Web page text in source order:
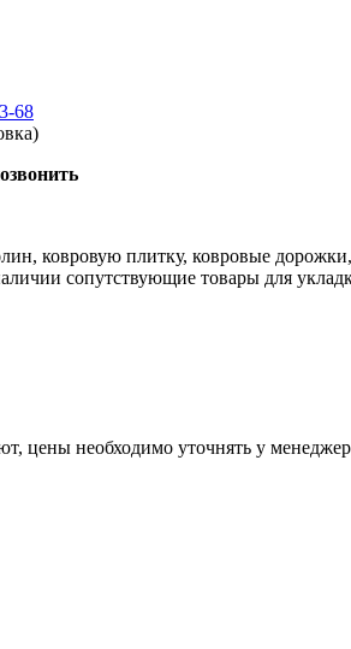
68
ковровую плитку, ковровые
сопутствующие товары для
цены необходимо уточнять у